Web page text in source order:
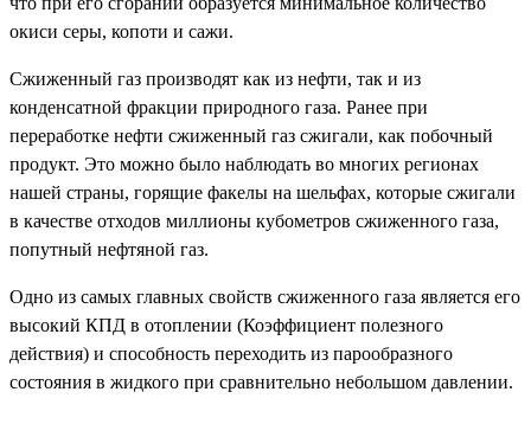
окиси серы, копоти и сажи.
Сжиженный газ производят как из нефти, так и из
конденсатной фракции природного газа. Ранее при
переработке нефти сжиженный газ сжигали, как побочный
продукт. Это можно было наблюдать во многих регионах
нашей страны, горящие факелы на шельфах, которые сжигали
в качестве отходов миллионы кубометров сжиженного газа,
попутный нефтяной газ.
Одно из самых главных свойств сжиженного газа является его
высокий КПД в отоплении (Коэффициент полезного
действия) и способность переходить из парообразного
состояния в жидкого при сравнительно небольшом давлении.